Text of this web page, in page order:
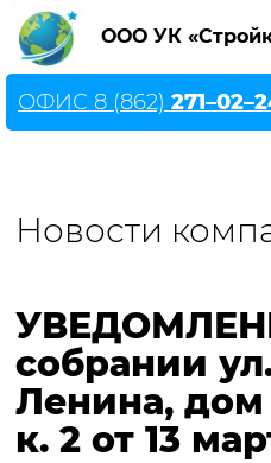
ООО УК
ОФИС 8 (862)
Новости
собрании
Ленина,
к. 2 от 13